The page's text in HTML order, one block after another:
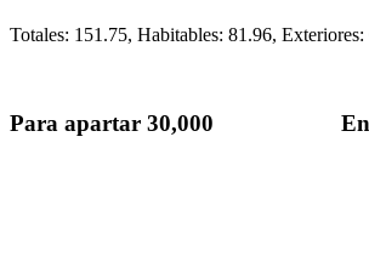
Totales: 151.75, Habitables: 81.96,
Para apartar 30,000